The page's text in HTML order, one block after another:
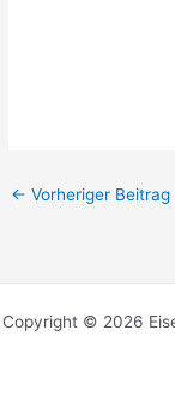
← Vorheriger Beitrag
Copyright © 2026